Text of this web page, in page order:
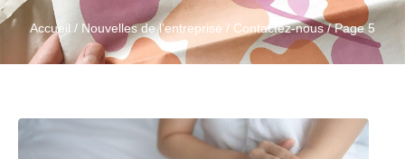
Accueil / Nouvelles de l'entreprise / Contactez-nous/ Page 5